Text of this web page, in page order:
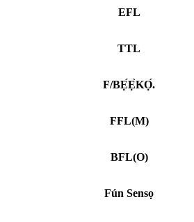
EFL
TTL
F/BẸ́Ẹ̀KỌ́.
FFL(M)
BFL(O)
Fún Sensọ